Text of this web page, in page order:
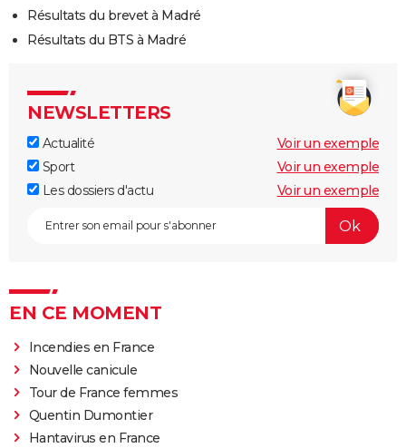
Résultats du brevet à Madré
Résultats du BTS à Madré
NEWSLETTERS
Actualité
Voir un exemple
Sport
Voir un exemple
Les dossiers d'actu
Voir un exemple
EN CE MOMENT
Incendies en France
Nouvelle canicule
Tour de France femmes
Quentin Dumontier
Hantavirus en France